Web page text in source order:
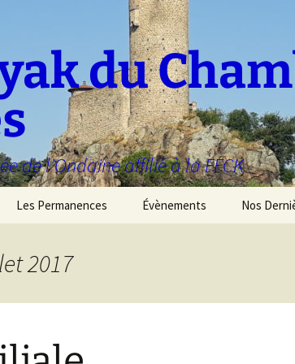
du
de l'Ondaine affilié à la FFCK
Les Permanences Évènements Nos
2017